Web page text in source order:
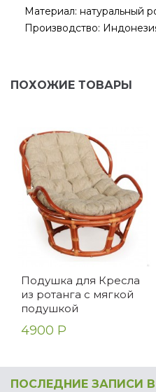
Материал: натуральный
Производство:
ПОХОЖИЕ ТОВАРЫ
Подушка для Кресла
из ротанга с мягкой
подушкой
4900 Р
ПОСЛЕДНИЕ ЗАПИСИ